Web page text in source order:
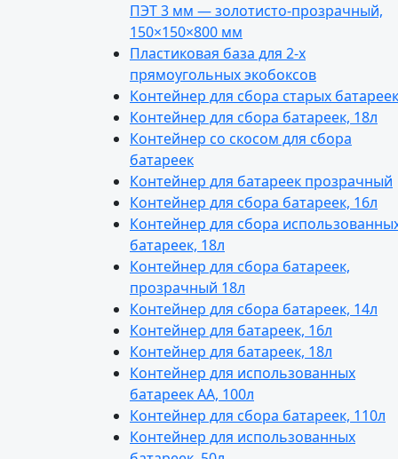
ПЭТ 3 мм — золотисто-прозрачный,
150×150×800 мм
Пластиковая база для 2-х
прямоугольных экобоксов
Контейнер для сбора старых батареек
Контейнер для сбора батареек, 18л
Контейнер со скосом для сбора
батареек
Контейнер для батареек прозрачный
Контейнер для сбора батареек, 16л
Контейнер для сбора
батареек, 18л
Контейнер для сбора батареек,
прозрачный 18л
Контейнер для сбора батареек, 14л
Контейнер для батареек, 16л
Контейнер для батареек, 18л
Контейнер для использованных
батареек АА, 100л
Контейнер для сбора батареек, 110л
Контейнер для использованных